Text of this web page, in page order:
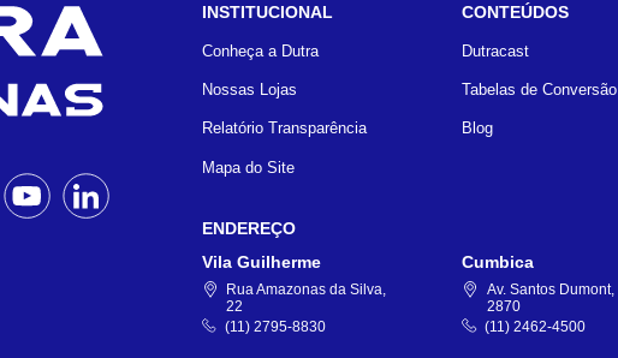
INSTITUCIONAL
Conheça a Dutra
Nossas Lojas
Relatório Transparência
Mapa do Site
CONTEÚDOS
Dutracast
Tabelas de Conversão
Blog
ENDEREÇO
Vila Guilherme
Rua Amazonas da Silva,
22
(11) 2795-8830
Cumbica
Av. Santos Dumont,
2870
(11) 2462-4500